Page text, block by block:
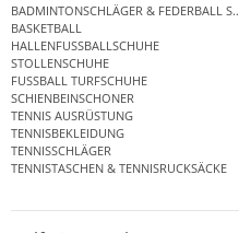
BADMINTONSCHLÄGER & FEDERBALL
BASKETBALL
HALLENFUSSBALLSCHUHE
STOLLENSCHUHE
FUSSBALL TURFSCHUHE
SCHIENBEINSCHONER
TENNIS AUSRÜSTUNG
TENNISBEKLEIDUNG
TENNISSCHLÄGER
TENNISTASCHEN & TENNISRUCKSÄCKE